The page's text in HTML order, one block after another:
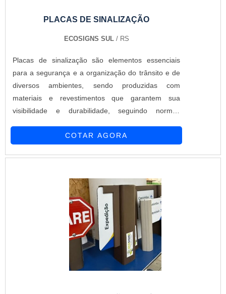
PLACAS DE SINALIZAÇÃO
ECOSIGNS SUL/ RS
Placas de sinalização são elementos essenciais
para a segurança e a organização do trânsito e de
diversos ambientes, sendo produzidas com
materiais e revestimentos que garantem sua
visibilidade e durabilidade, seguindo normas
COTAR AGORA